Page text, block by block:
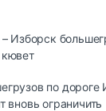
масла и
Изборск
по дороге
вновь ограничить